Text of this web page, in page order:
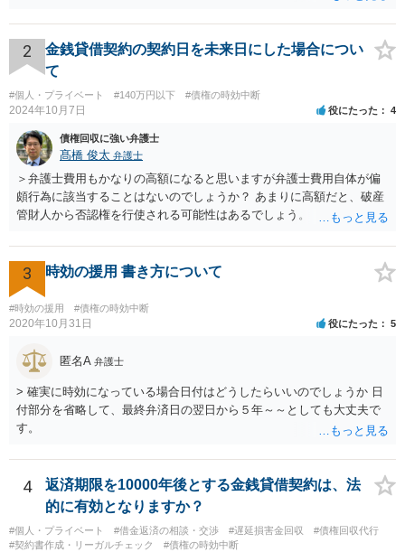
2
金銭貸借契約の契約日を未来日にした場合につい
て
#個人・プライベート #140万円以下 #債権の時効中断
2024年10月7日 役にたった 4
債権回収に強い弁護士
髙橋 俊太 弁護士
＞弁護士費用もかなりの高額になると思いますが弁護士費用自体が偏
頗行為に該当することはないのでしょうか？ あまりに高額だと、破産
管財人から否認権を行使される可能性はあるでしょう。 ＞このレベル
定した収入があります】とのことなので、法テラスの利用は難しいと
思われます。 此方での当方回答は以上となりますが、参考になれば幸
いです。
3 時効の援用 書き方について
#時効の援用 #債権の時効中断
2020年10月31日 役にたった 5
匿名A 弁護士
> 確実に時効になっている場合日付はどうしたらいいのでしょうか 日
付部分を省略して、最終弁済日の翌日から５年～～としても大丈夫で
す。
4
返済期限を10000年後とする金銭貸借契約は、法
的に有効となりますか？
#個人・プライベート #借金返済の相談・交渉 #遅延損害金回収
#債権回収代行
#契約書作成・リーガルチェック
#債権の時効中断